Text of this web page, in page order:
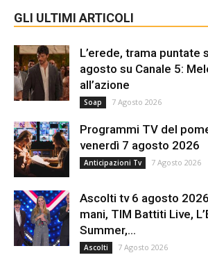
GLI ULTIMI ARTICOLI
L’erede, trama puntate
agosto su Canale 5:
all’azione
Soap 7 Agosto 2026
Programmi TV del
venerdì 7 agosto 2026
Anticipazioni Tv 7 Agosto 2026
Ascolti tv 6 agosto
mani, TIM Battiti Live,
Summer,...
Ascolti 7 Agosto 2026